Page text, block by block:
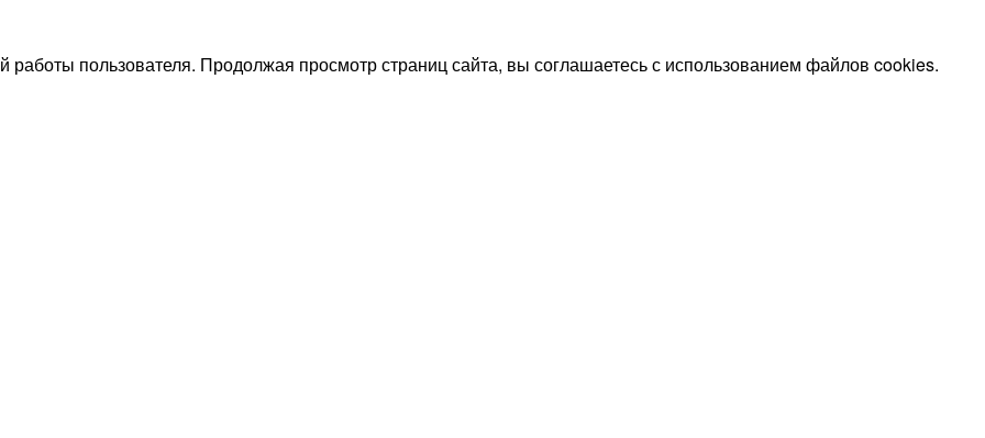
пользователя. Продолжая просмотр страниц сайта, вы соглашаетесь с использованием файлов cookies.